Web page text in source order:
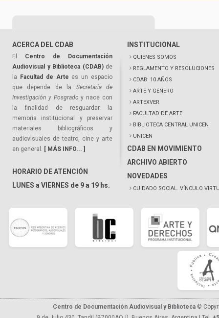
ACERCA DEL CDAB
El Centro de Documentación
Audiovisual y Biblioteca (CDAB)de
la
Facultad de Arte es un espacio
que depende de la Secretaría de
Investigación y Posgrado y nace con
la finalidad de resguardar la
memoria institucional y preservar
materiales bibliográficos y
audiovisuales de teatro, cine y arte
en general. [ MÁS INFO... ]
HORARIO DE ATENCIÓN
LUNES a VIERNES de 9 a 19 hs.
INSTITUCIONAL
QUIENES SOMOS
REGLAMENTO Y RESOLUCIONES
CDAB: 10 AÑOS
ARTE Y GÉNERO
ARTEXVER
FACULTAD DE ARTE
BIBLIOTECA CENTRAL UNICEN
UNICEN
CDAB EN MOVIMIENTO
ARCHIVO ABIERTO
NOVEDADES
CUIDADO SOCIAL. VÍNCULO
Centro de Documentación Audiovisual y Biblioteca ©